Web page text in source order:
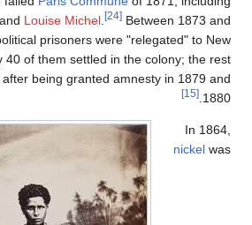
and Louise Michel. [24]Between 1873 and
prisoners were "relegated" to New
40 of them settled in the colony; the rest
after being granted amnesty in 1879 and
1880.
[15]
In 1864,
nickelwas